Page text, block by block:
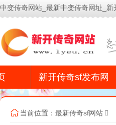
中变传奇网站_最新中变传奇网址_
新开传奇sf发布网
当前位置： 最新传奇sf网站